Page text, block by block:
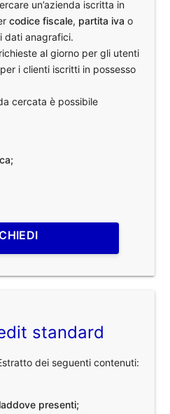
un’azienda iscritta in
codice fiscale, partita iva o
dati anagrafici.
al giorno per gli utenti
i clienti iscritti in possesso
cercata è possibile
standard
dei seguenti contenuti:
presenti;